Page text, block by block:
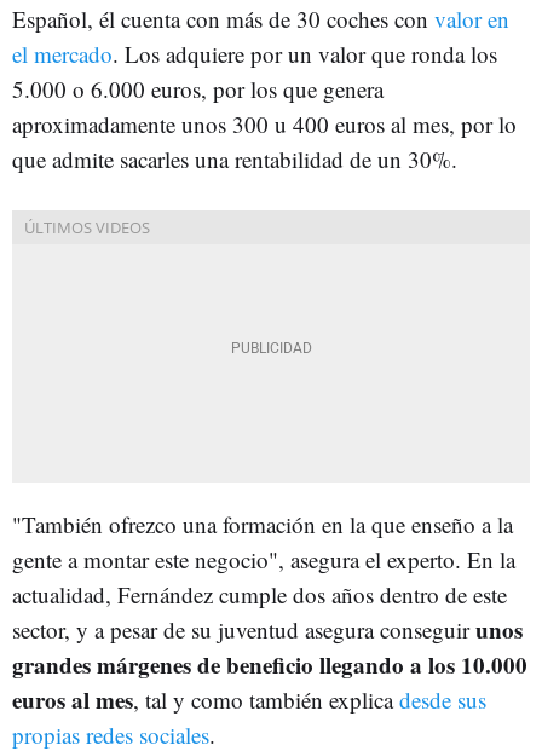
Español, él cuenta con más de 30 coches con valor en
el mercado. Los adquiere por un valor que ronda los
5.000 o 6.000 euros, por los que genera
aproximadamente unos 300 u 400 euros al mes, por lo
que admite sacarles una rentabilidad de un 30%.
"También ofrezco una formación en la que enseño a la
gente a montar este negocio", asegura el experto. En la
actualidad, Fernández cumple dos años dentro de este
sector, y a pesar de su juventud asegura conseguirunos
grandes márgenes de beneficio llegando a los 10.000
euros al mes, tal y como también explicadesde sus
propias redes sociales.